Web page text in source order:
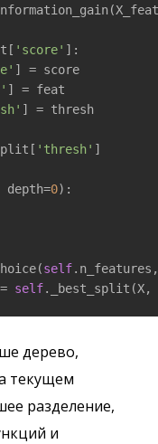
'score' ]:
] = score
] = feat
] = thresh
'thresh' ]
0) :
self
self
дерево,
текущем
разделение,
и